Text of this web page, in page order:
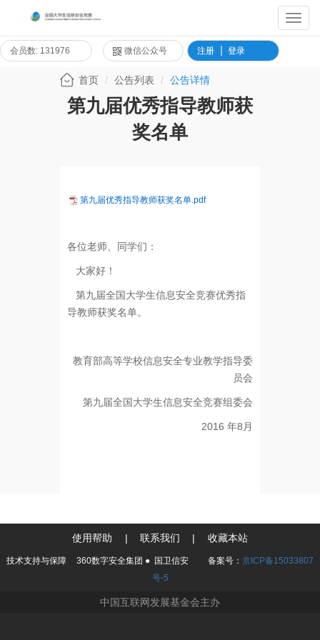
会员数: 131976 微信公众号 注册 登录
首页 公告列表 公告详情
第九届优秀指导教师获
奖名单
第九届优秀指导教师获奖名单.pdf
各位老师、同学们：
大家好！
第九届全国大学生信息安全竞赛优秀指
导教师获奖名单。
教育部高等学校信息安全专业教学指导委
员会
第九届全国大学生信息安全竞赛组委会
2016 年8月
使用帮助 | 联系我们 | 收藏本站
技术支持与保障 360数字安全集团 ● 国卫信安备案号： 京ICP备15033807
号-5
中国互联网发展基金会主办